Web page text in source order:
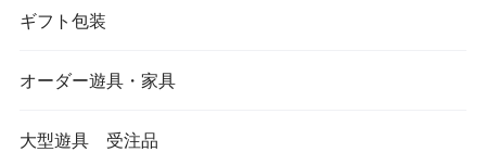
ギフト包装
オーダー遊具・家具
大型遊具 受注品